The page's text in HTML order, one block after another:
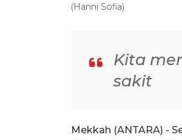
(Hanni Sofia)
Kita
sakit
Mekkah (ANTARA) -